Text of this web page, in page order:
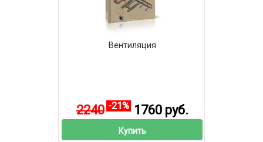
Вентиляция
2240 -21%1760 руб.
Купить